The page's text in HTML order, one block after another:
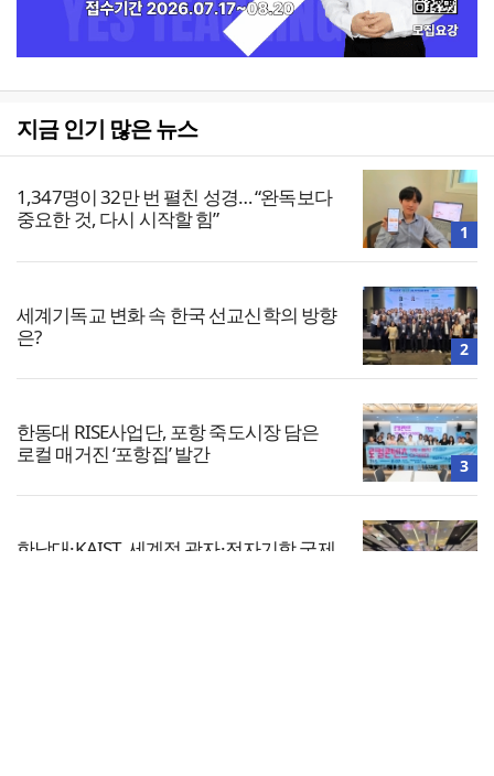
지금 인기 많은 뉴스
1,347명이 32만 번 펼친 성경… “완독보다
중요한 것, 다시 시작할 힘”
1
세계기독교 변화 속 한국 선교신학의 방향
은?
2
한동대 RISE사업단, 포항 죽도시장 담은
로컬 매거진 ‘포항집’ 발간
3
한남대·KAIST, 세계적 광자·전자기학 국제